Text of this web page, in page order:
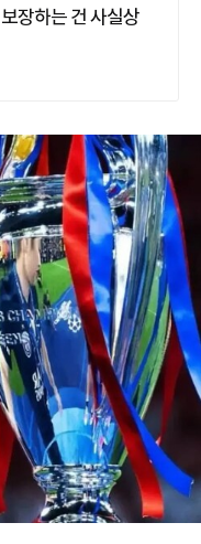
장하는 건 사실상